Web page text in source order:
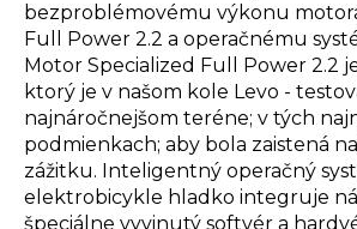
bezproblémovému výkonu
Full Power 2.2 a operačnému
Motor Specialized Full Power 2.2
ktorý je v našom kole Levo -
najnáročnejšom teréne; v tých
podmienkach; aby bola zaistená
zážitku. Inteligentný operačný
elektrobicykle hladko integruje
špeciálne vyvinutý softvér a